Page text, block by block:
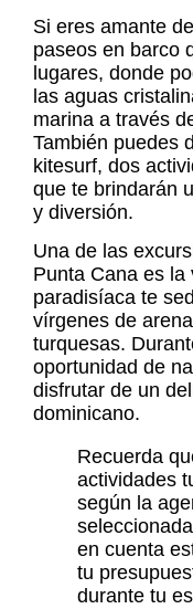
Si eres amante
paseos en barco
lugares, donde
las aguas
marina a través
También puedes
kitesurf, dos
que te brindarán
y diversión.
Una de las
Punta Cana es
paradisíaca te
vírgenes de
turquesas.
oportunidad de
disfrutar de un
dominicano.
Recuerda
actividades
según la
en cuenta
tu
durante tu